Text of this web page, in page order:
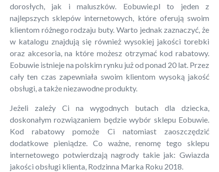
dorosłych, jak i maluszków. Eobuwie.pl to jeden z
najlepszych sklepów internetowych, które oferują swoim
klientom różnego rodzaju buty. Warto jednak zaznaczyć, że
w katalogu znajdują się również wysokiej jakości torebki
oraz akcesoria, na które możesz otrzymać kod rabatowy.
Eobuwie istnieje na polskim rynku już od ponad 20 lat. Przez
cały ten czas zapewniała swoim klientom wysoką jakość
obsługi, a także niezawodne produkty.
Jeżeli zależy Ci na wygodnych butach dla dziecka,
doskonałym rozwiązaniem będzie wybór sklepu Eobuwie.
Kod rabatowy pomoże Ci natomiast zaoszczędzić
dodatkowe pieniądze. Co ważne, renomę tego sklepu
internetowego potwierdzają nagrody takie jak: Gwiazda
jakości obsługi klienta, Rodzinna Marka Roku 2018.